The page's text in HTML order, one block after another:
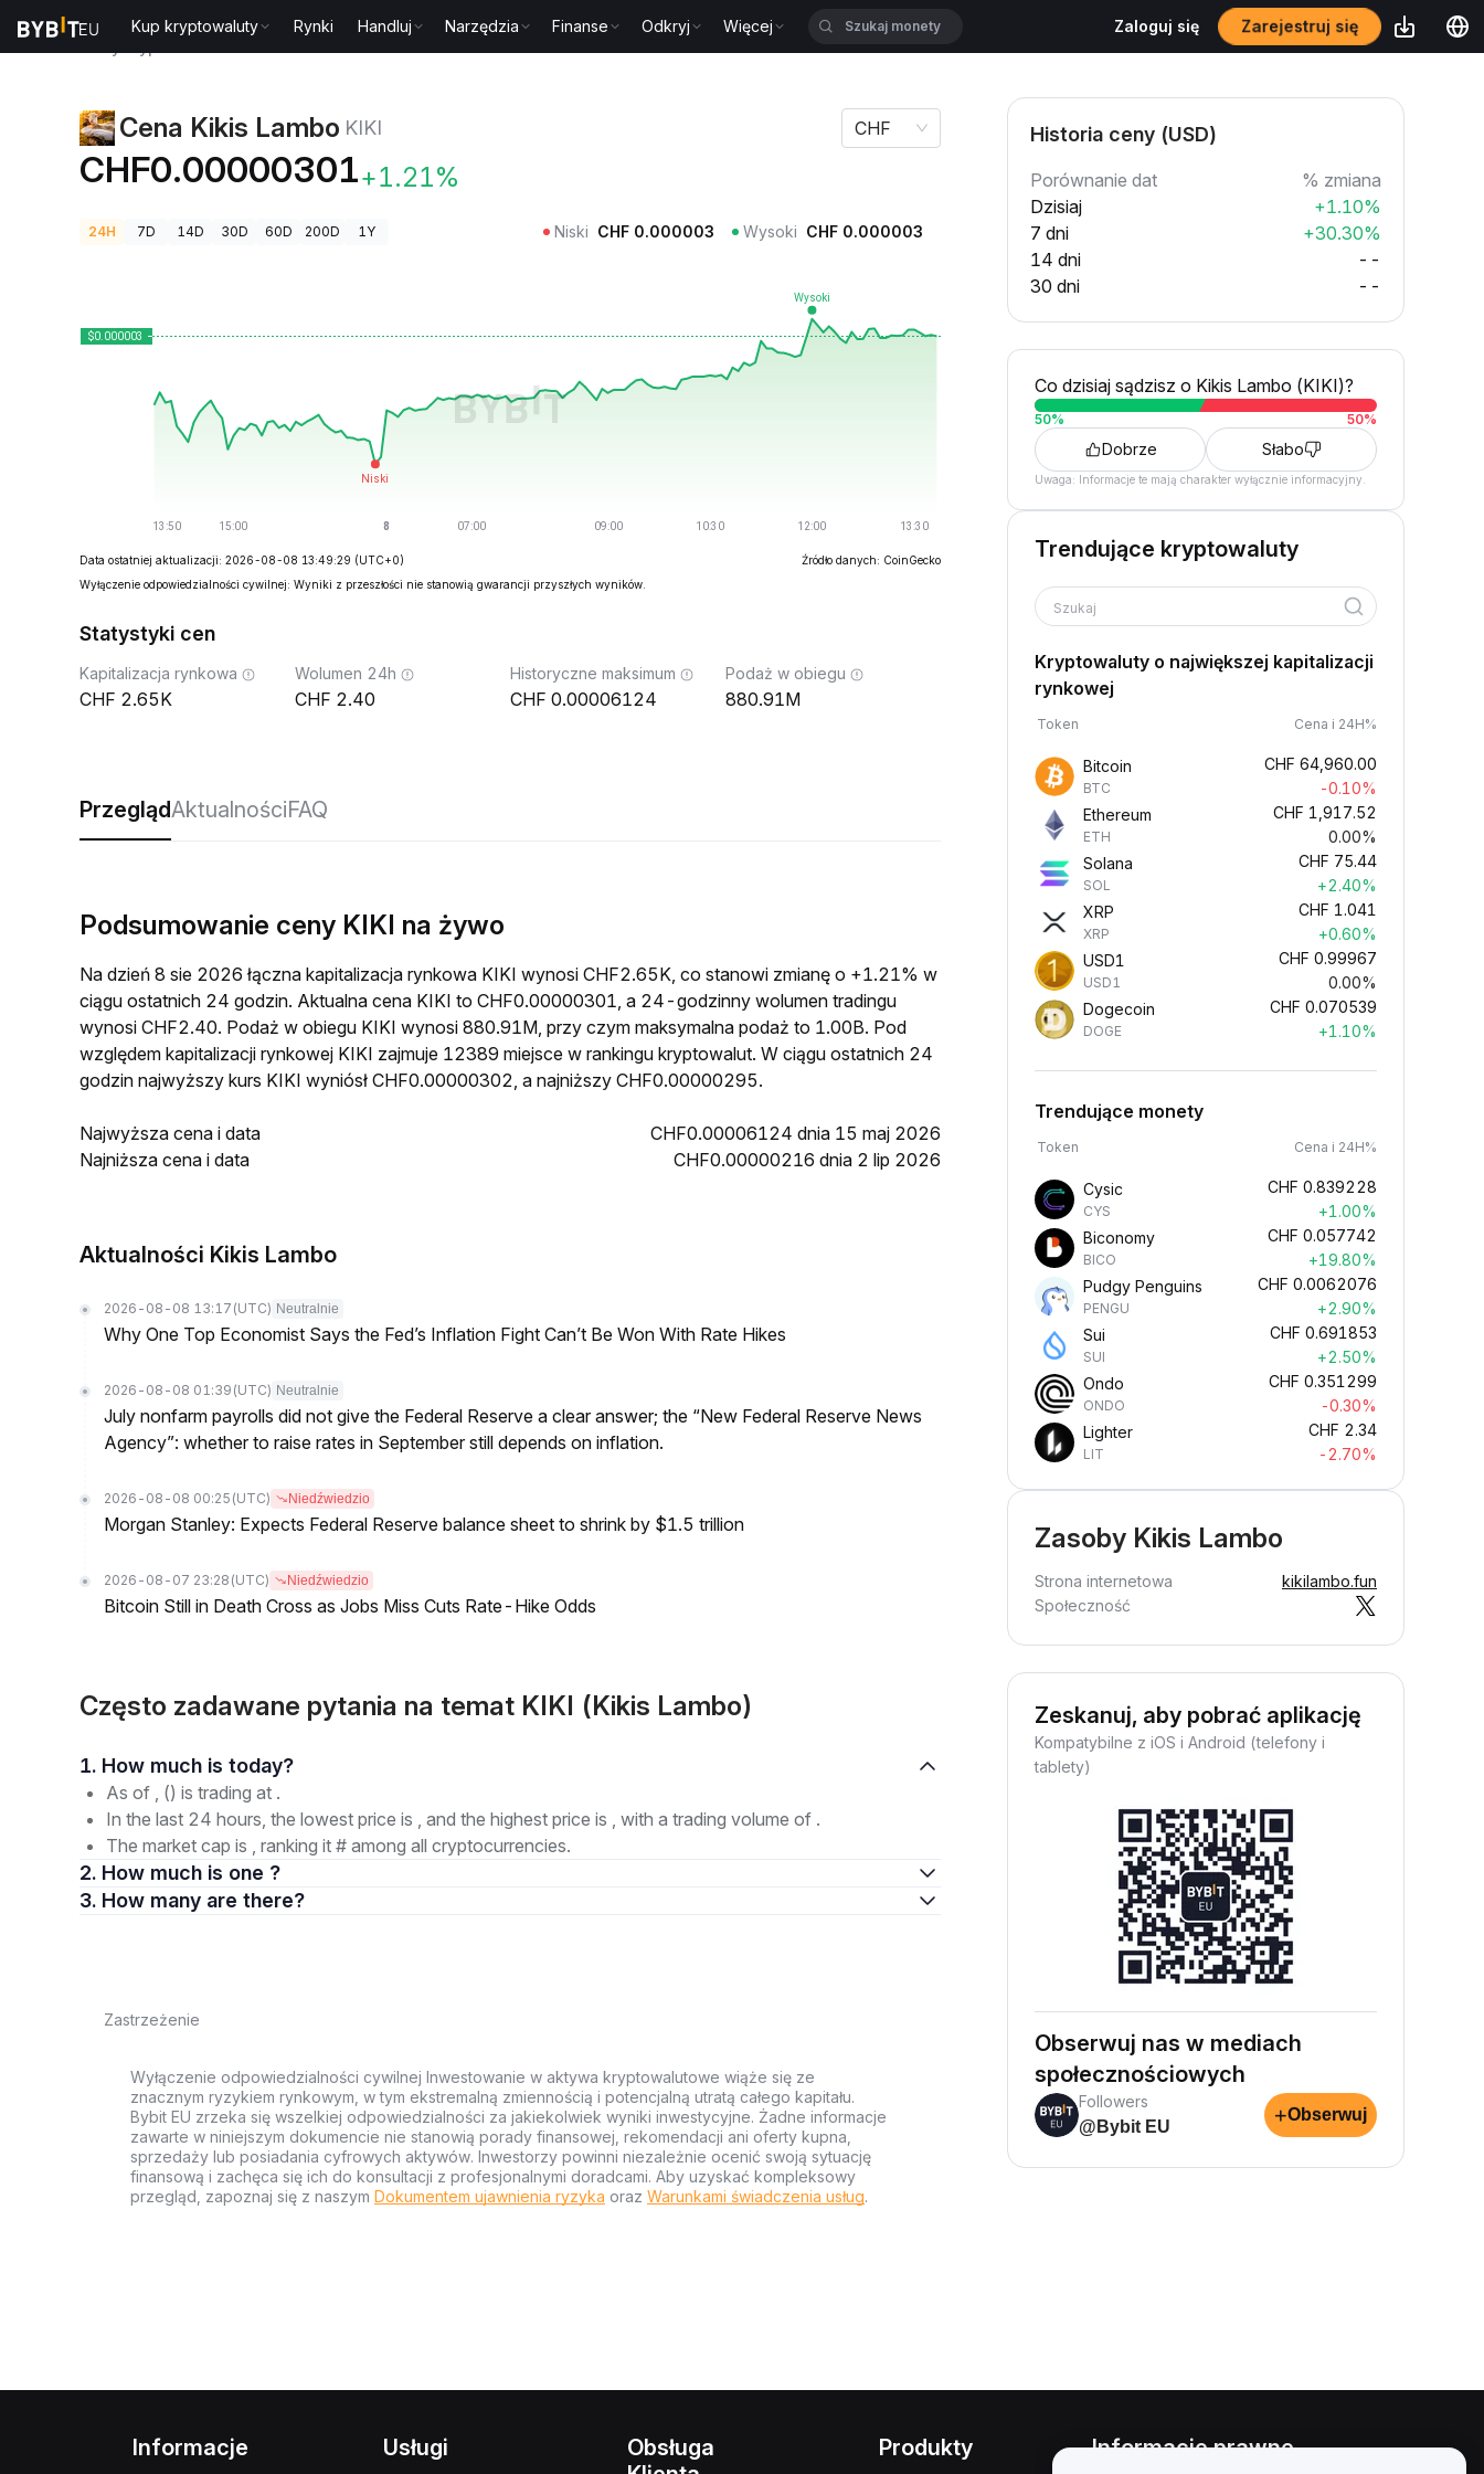
Kup kryptowaluty Rynki Handluj Narzędzia Finanse Odkryj Więcej Zaloguj się Zarejestruj się
Cena Kikis Lambo KIKI
CHF0.00000301+1.21%
CHF
24H 7D 14D 30D 60D 200D 1Y Niski CHF 0.000003 Wysoki CHF 0.000003
Data ostatniej aktualizacji: 2026-08-08 13:49:29 (UTC+0)
Źródło danych: CoinGecko
Wyłączenie odpowiedzialności cywilnej: Wyniki z przeszłości nie stanowią gwarancji przyszłych wyników.
Statystyki cen
Kapitalizacja rynkowa
2.65K
Wolumen 24h
2.40
Historyczne maksimum
0.00006124
Podaż w obiegu
880.91M
PrzeglądAktualnościFAQ
Podsumowanie ceny KIKI na żywo
Na dzień 8 sie 2026 łączna kapitalizacja rynkowa KIKI wynosi CHF2.65K, co stanowi zmianę o +1.21% w
ciągu ostatnich 24 godzin. Aktualna cena KIKI to CHF0.00000301, a 24-godzinny wolumen tradingu
wynosi CHF2.40. Podaż w obiegu KIKI wynosi 880.91M, przy czym maksymalna podaż to 1.00B. Pod
względem kapitalizacji rynkowej KIKI zajmuje 12389 miejsce w rankingu kryptowalut. W ciągu ostatnich 24
godzin najwyższy kurs KIKI wyniósł CHF0.00000302, a najniższy CHF0.00000295.
Najwyższa cena i data
CHF0.00006124 dnia 15 maj 2026
Najniższa cena i data
CHF0.00000216 dnia 2 lip 2026
Aktualności Kikis Lambo
2026-08-08 13:17 (UTC) Neutralnie
Why One Top Economist Says the Fed’s Inflation Fight Can’t Be Won With Rate Hikes
2026-08-08 01:39 (UTC) Neutralnie
July nonfarm payrolls did not give the Federal Reserve a clear answer; the “New Federal Reserve News
Agency”: whether to raise rates in September still depends on inflation.
2026-08-08 00:25 (UTC) Niedźwiedzio
Morgan Stanley: Expects Federal Reserve balance sheet to shrink by $1.5 trillion
2026-08-07 23:28 (UTC) Niedźwiedzio
Bitcoin Still in Death Cross as Jobs Miss Cuts Rate-Hike Odds
Często zadawane pytania na temat KIKI (Kikis Lambo)
1. How much is today?
As of , () is trading at .
In the last 24 hours, the lowest price is , and the highest price is , with a trading volume of .
The market cap is , ranking it # among all cryptocurrencies.
2. How much is one ?
3. How many are there?
Zastrzeżenie
Wyłączenie odpowiedzialności cywilnej Inwestowanie w aktywa kryptowalutowe wiąże się ze
znacznym ryzykiem rynkowym, w tym ekstremalną zmiennością i potencjalną utratą całego kapitału.
Bybit EU zrzeka się wszelkiej odpowiedzialności za jakiekolwiek wyniki inwestycyjne. Żadne informacje
zawarte w niniejszym dokumencie nie stanowią porady finansowej, rekomendacji ani oferty kupna,
sprzedaży lub posiadania cyfrowych aktywów. Inwestorzy powinni niezależnie ocenić swoją sytuację
finansową i zachęca się ich do konsultacji z profesjonalnymi doradcami. Aby uzyskać kompleksowy
przegląd, zapoznaj się z naszym Dokumentem ujawnienia ryzyka oraz Warunkami świadczenia usług.
Historia ceny (USD)
Porównanie dat
% zmiana
Dzisiaj
+1.10%
7 dni
+30.30%
14 dni
--
30 dni
--
Co dzisiaj sądzisz o Kikis Lambo (KIKI)?
50% 50%
Dobrze Słabo
Uwaga: Informacje te mają charakter wyłącznie informacyjny.
Trendujące kryptowaluty
Szukaj
Kryptowaluty o największej kapitalizacji
rynkowej
Token Cena i 24H%
Bitcoin
BTC
CHF 64,960.00
-0.10%
Ethereum
ETH
CHF 1,917.52
0.00%
Solana
SOL
CHF 75.44
+2.40%
XRP
XRP
CHF 1.041
+0.60%
USD1
USD1
CHF 0.99967
0.00%
Dogecoin
DOGE
CHF 0.070539
+1.10%
Trendujące monety
Token Cena i 24H%
Cysic
CYS
CHF 0.839228
+1.00%
Biconomy
BICO
CHF 0.057742
+19.80%
Pudgy Penguins
PENGU
CHF 0.0062076
+2.90%
Sui
SUI
CHF 0.691853
+2.50%
Ondo
ONDO
CHF 0.351299
-0.30%
Lighter
LIT
CHF 2.34
-2.70%
Zasoby Kikis Lambo
Strona internetowa
kikilambo.fun
Społeczność
Zeskanuj, aby pobrać aplikację
Kompatybilne z iOS i Android (telefony i
tablety)
Obserwuj nas w mediach
społecznościowych
Followers
@Bybit EU
+Obserwuj
Informacje Usługi
Obsługa
Produkty Informacje prawne